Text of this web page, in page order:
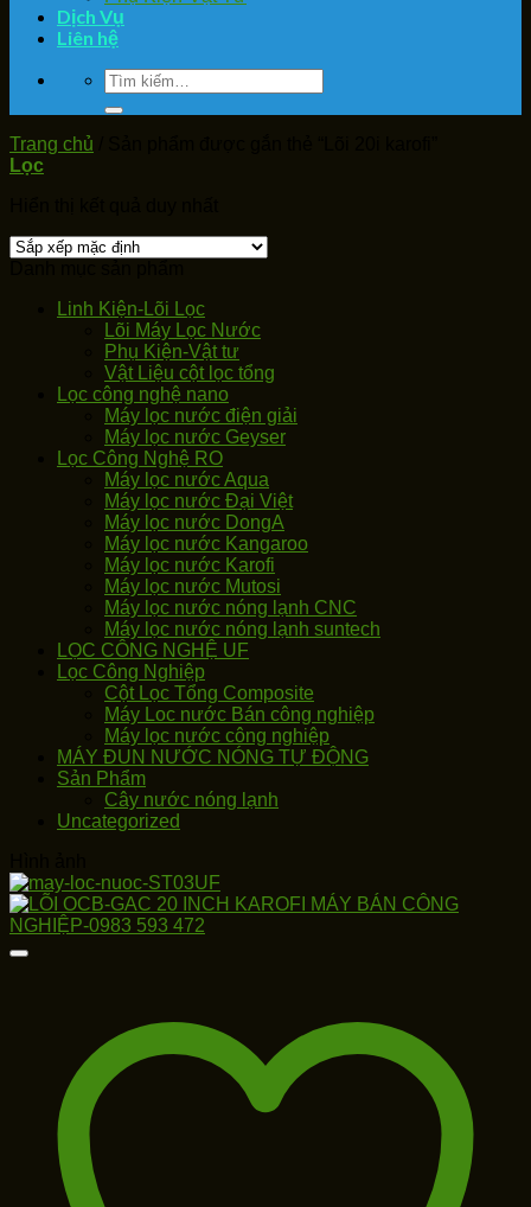
Dịch Vụ
Liên hệ
Tìm
kiếm:
Trang chủ
Lọc
Linh Kiện-Lõi Lọc
Lõi Máy Lọc Nước
Phụ Kiện-Vật tư
Vật Liệu cột lọc tổng
Lọc công nghệ nano
Máy lọc nước điện giải
Máy lọc nước Geyser
Lọc Công Nghệ RO
Máy lọc nước Aqua
Máy lọc nước Đại Việt
Máy lọc nước DongA
Máy lọc nước Kangaroo
Máy lọc nước Karofi
Máy lọc nước Mutosi
Máy lọc nước nóng lạnh CNC
Máy lọc nước nóng lạnh suntech
LỌC CÔNG NGHỆ UF
Lọc Công Nghiệp
Cột Lọc Tổng Composite
Máy Loc nước Bán công nghiệp
Máy lọc nước công nghiệp
MÁY ĐUN NƯỚC NÓNG TỰ ĐỘNG
Sản Phẩm
Cây nước nóng lạnh
Uncategorized